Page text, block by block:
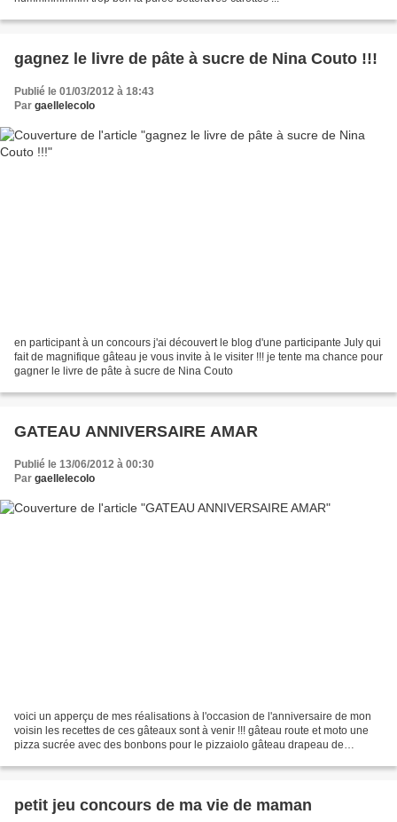
gagnez le livre de pâte à sucre de Nina Couto !!!
Publié le 01/03/2012 à 18:43
Par gaellelecolo
en participant à un concours j'ai découvert le blog d'une participante July qui
fait de magnifique gâteau je vous invite à le visiter !!! je tente ma chance pour
gagner le livre de pâte à sucre de Nina Couto
GATEAU ANNIVERSAIRE AMAR
Publié le 13/06/2012 à 00:30
Par gaellelecolo
voici un apperçu de mes réalisations à l'occasion de l'anniversaire de mon
voisin les recettes de ces gâteaux sont à venir !!! gâteau route et moto une
pizza sucrée avec des bonbons pour le pizzaiolo gâteau drapeau de
petit jeu concours de ma vie de maman